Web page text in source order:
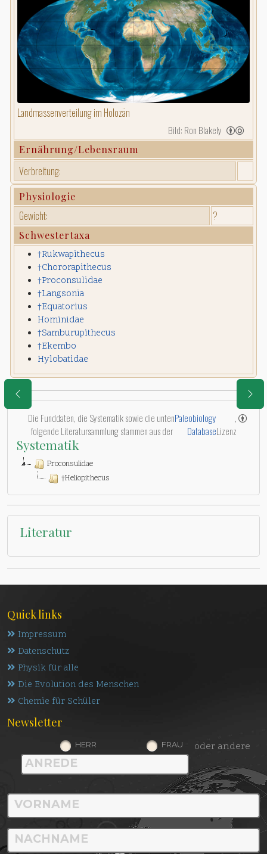
Landmassenverteilung im Holozän
Bild: Ron Blakely
Ernährung/Lebensraum
Verbreitung:
Physiologie
Gewicht: ?
Schwestertaxa
†Rukwapithecus
†Chororapithecus
†Proconsulidae
†Langsonia
†Equatorius
Hominidae
†Samburupithecus
†Ekembo
Hylobatidae
Die Funddaten, die Systematik sowie die unten
folgende Literatursammlung stammen aus der
Paleobiology
Database
,
Lizenz
Systematik
Proconsulidae
†Heliopithecus
Literatur
Quick links
Impressum
Datenschutz
Physik für alle
Die Evolution des Menschen
Chemie für Schüler
Newsletter
HERR FRAU oder andere